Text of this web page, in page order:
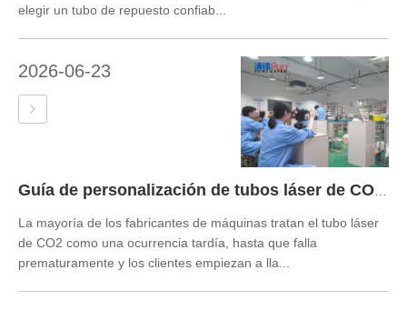
elegir un tubo de repuesto confiab...
2026-06-23
La mayoría de los fabricantes de máquinas tratan el tubo láser
de CO2 como una ocurrencia tardía, hasta que falla
prematuramente y los clientes empiezan a lla...